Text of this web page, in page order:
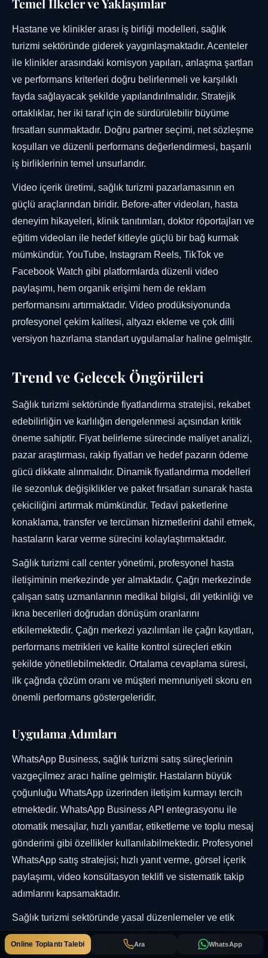
Temel İlkeler ve Yaklaşımlar
Hastane ve klinikler arası iş birliği modelleri, sağlık
turizmi sektöründe giderek yaygınlaşmaktadır. Acenteler
ile klinikler arasındaki komisyon yapıları, anlaşma şartları
ve performans kriterleri doğru belirlenmeli ve karşılıklı
fayda sağlayacak şekilde yapılandırılmalıdır. Stratejik
ortaklıklar, her iki taraf için de sürdürülebilir büyüme
fırsatları sunmaktadır. Doğru partner seçimi, net sözleşme
koşulları ve düzenli performans değerlendirmesi, başarılı
iş birliklerinin temel unsurlarıdır.
Video içerik üretimi, sağlık turizmi pazarlamasının en
güçlü araçlarından biridir. Before-after videoları, hasta
deneyim hikayeleri, klinik tanıtımları, doktor röportajları ve
eğitim videoları ile hedef kitleyle güçlü bir bağ kurmak
mümkündür. YouTube, Instagram Reels, TikTok ve
Facebook Watch gibi platformlarda düzenli video
paylaşımı, hem organik erişimi hem de reklam
performansını artırmaktadır. Video prodüksiyonunda
profesyonel çekim kalitesi, altyazı ekleme ve çok dilli
versiyon hazırlama standart uygulamalar haline gelmiştir.
Trend ve Gelecek Öngörüleri
Sağlık turizmi sektöründe fiyatlandırma stratejisi, rekabet
edebilirliğin ve karlılığın dengelenmesi açısından kritik
öneme sahiptir. Fiyat belirleme sürecinde maliyet analizi,
pazar araştırması, rakip fiyatları ve hedef pazarın ödeme
gücü dikkate alınmalıdır. Dinamik fiyatlandırma modelleri
ile sezonluk değişiklikler ve paket fırsatları sunarak hasta
çekiciliğini artırmak mümkündür. Tedavi paketlerine
konaklama, transfer ve tercüman hizmetlerini dahil etmek,
hastaların karar verme sürecini kolaylaştırmaktadır.
Sağlık turizmi call center yönetimi, profesyonel hasta
iletişiminin merkezinde yer almaktadır. Çağrı merkezinde
çalışan satış uzmanlarının medikal bilgisi, dil yetkinliği ve
ikna becerileri doğrudan dönüşüm oranlarını
etkilemektedir. Çağrı merkezi yazılımları ile çağrı kayıtları,
performans metrikleri ve kalite kontrol süreçleri etkin
şekilde yönetilebilmektedir. Ortalama cevaplama süresi,
ilk çağrıda çözüm oranı ve müşteri memnuniyeti skoru en
önemli performans göstergeleridir.
Uygulama Adımları
WhatsApp Business, sağlık turizmi satış süreçlerinin
vazgeçilmez aracı haline gelmiştir. Hastaların büyük
çoğunluğu WhatsApp üzerinden iletişim kurmayı tercih
etmektedir. WhatsApp Business API entegrasyonu ile
otomatik mesajlar, hızlı yanıtlar, etiketleme ve toplu mesaj
gönderimi gibi özellikler kullanılabilmektedir. Profesyonel
WhatsApp satış stratejisi; hızlı yanıt verme, görsel içerik
paylaşımı, video konsültasyon teklifi ve sistematik takip
adımlarını kapsamaktadır.
Sağlık turizmi sektöründe yasal düzenlemeler ve etik
kurallar, işletmelerin sürdürülebilir büyümesi için
bilinmesi gereken kritik konulardır. Sağlık Bakanlığı
Ara WhatsApp
Online Toplantı Talebi